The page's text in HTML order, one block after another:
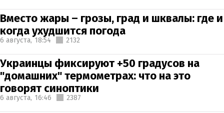
Вместо жары – грозы, град и шквалы: где и
когда ухудшится погода
6 августа, 18:54 2132
Украинцы фиксируют +50 градусов на
"домашних" термометрах: что на это
говорят синоптики
6 августа, 16:46 2387